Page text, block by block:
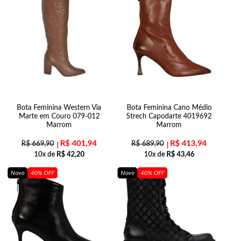
Bota Feminina Western Via
Marte em Couro 079-012
Marrom
R$669,90 R$ 401,94
10x de R$42,20
Bota Feminina Cano Médio
Strech Capodarte 4019692
Marrom
R$689,90 R$ 413,94
10x de R$43,46
Novo 40% OFF Novo 40% OFF